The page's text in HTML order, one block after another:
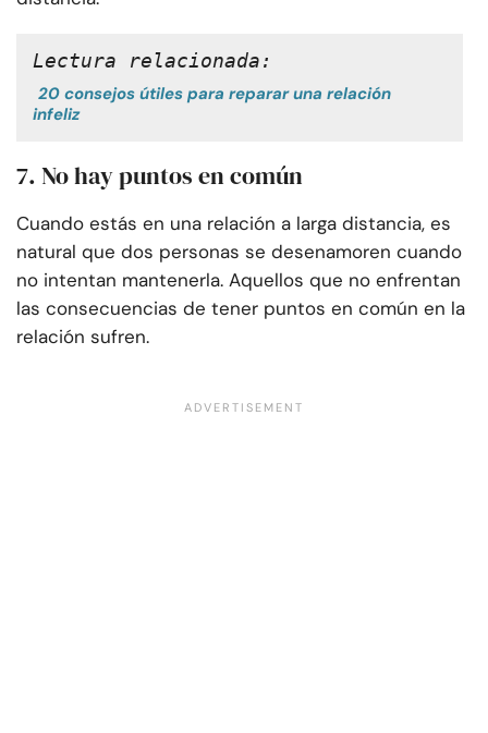
Lectura relacionada:
20 consejos útiles para reparar una relación
infeliz
7. No hay puntos en común
Cuando estás en una relación a larga distancia, es
natural que dos personas se desenamoren cuando
no intentan mantenerla. Aquellos que no enfrentan
las consecuencias de tener puntos en común en la
relación sufren.